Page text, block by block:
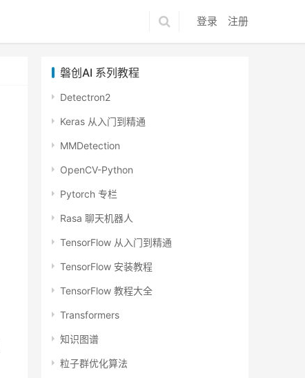
登录 注册
磐创AI 系列教程
Detectron2
Keras 从入门到精通
MMDetection
OpenCV-Python
Pytorch 专栏
Rasa 聊天机器人
TensorFlow 从入门到精通
TensorFlow 安装教程
TensorFlow 教程大全
Transformers
知识图谱
粒子群优化算法